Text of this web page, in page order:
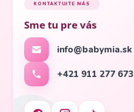
KONTAKTUJTE NÁS
Sme tu pre vás
info@babymia.sk
+421 911 277 673